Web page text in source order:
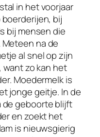
in het voorjaar
bij
bij mensen die
na de
al snel op zijn
want zo kan het
Moedermelk is
jonge geitje. In de
de geboorte blijft
en zoekt het
is nieuwsgierig